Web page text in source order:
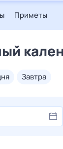
Приметы
завтра